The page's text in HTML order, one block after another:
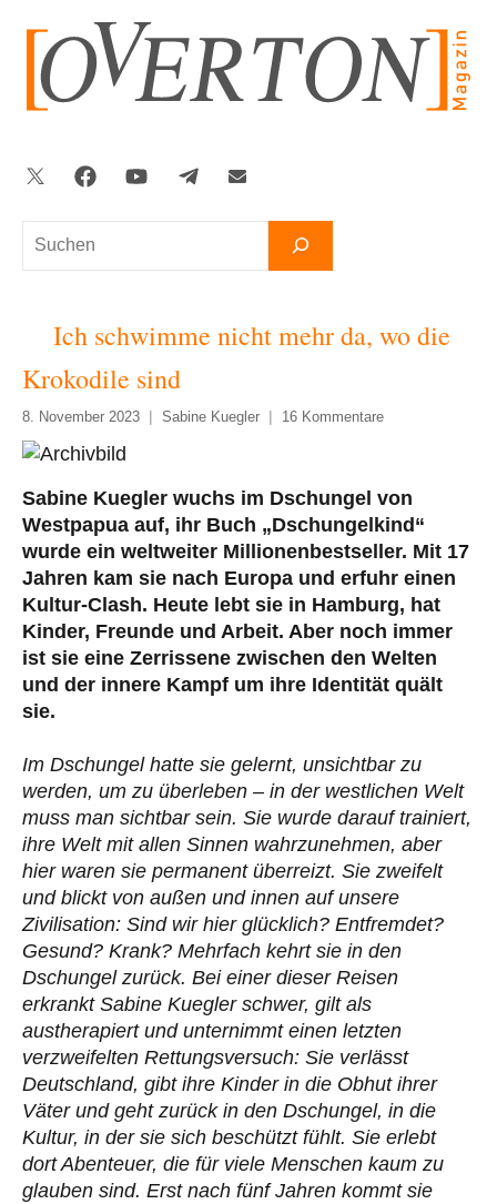
springen
Suchen
Twitter FacebookYouTubeTelegram
Ich schwimme nicht mehr da, wo die
Krokodile sind
8. November 2023 Sabine Kuegler 16 Kommentare
Sabine Kuegler wuchs im Dschungel von
Westpapua auf, ihr Buch „Dschungelkind“
wurde ein weltweiter Millionenbestseller. Mit 17
Jahren kam sie nach Europa und erfuhr einen
Kultur-Clash. Heute lebt sie in Hamburg, hat
Kinder, Freunde und Arbeit. Aber noch immer
ist sie eine Zerrissene zwischen den Welten
und der innere Kampf um ihre Identität quält
sie.
Im Dschungel hatte sie gelernt, unsichtbar zu
werden, um zu überleben – in der westlichen Welt
muss man sichtbar sein. Sie wurde darauf trainiert,
ihre Welt mit allen Sinnen wahrzunehmen, aber
hier waren sie permanent überreizt. Sie zweifelt
und blickt von außen und innen auf unsere
Zivilisation: Sind wir hier glücklich? Entfremdet?
Gesund? Krank? Mehrfach kehrt sie in den
Dschungel zurück. Bei einer dieser Reisen
erkrankt Sabine Kuegler schwer, gilt als
austherapiert und unternimmt einen letzten
verzweifelten Rettungsversuch: Sie verlässt
Deutschland, gibt ihre Kinder in die Obhut ihrer
Väter und geht zurück in den Dschungel, in die
Kultur, in der sie sich beschützt fühlt. Sie erlebt
dort Abenteuer, die für viele Menschen kaum zu
glauben sind. Erst nach fünf Jahren kommt sie